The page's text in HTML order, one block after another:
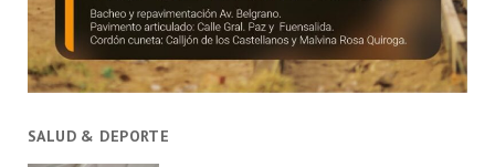
SALUD & DEPORTE